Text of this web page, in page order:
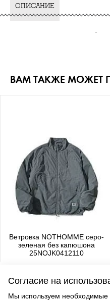
ОПИСАНИЕ
-
ВАМ ТАКЖЕ МОЖЕТ
Ветровка NOTHOMME серо-
зеленая без капюшона
25NOJK0412110
Согласие на
Мы используем